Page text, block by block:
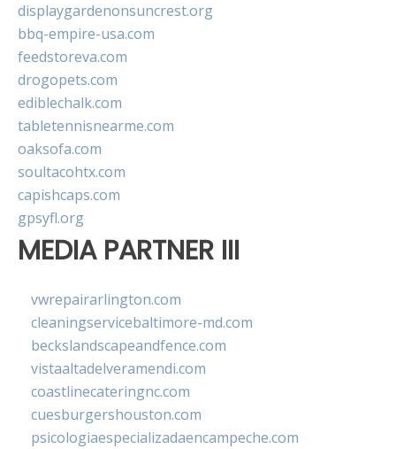
displaygardenonsuncrest.org
bbq-empire-usa.com
feedstoreva.com
drogopets.com
ediblechalk.com
tabletennisnearme.com
oaksofa.com
soultacohtx.com
capishcaps.com
gpsyfl.org
MEDIA PARTNER III
vwrepairarlington.com
cleaningservicebaltimore-md.com
beckslandscapeandfence.com
vistaaltadelveramendi.com
coastlinecateringnc.com
cuesburgershouston.com
psicologiaespecializadaencampeche.com